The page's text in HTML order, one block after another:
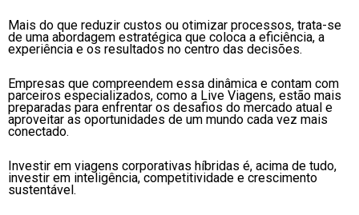
Mais do que reduzir custos ou otimizar processos, trata-se
de uma abordagem estratégica que coloca a eficiência, a
experiência e os resultados no centro das decisões.
Empresas que compreendem essa dinâmica e contam com
parceiros especializados, como a Live Viagens, estão mais
preparadas para enfrentar os desafios do mercado atual e
aproveitar as oportunidades de um mundo cada vez mais
conectado.
Investir em viagens corporativas híbridas é, acima de tudo,
investir em inteligência, competitividade e crescimento
sustentável.